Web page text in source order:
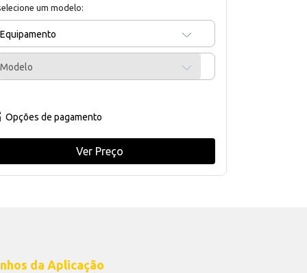
um modelo:
Equipamento
Modelo
Opções de pagamento
Ver Preço
da Aplicação